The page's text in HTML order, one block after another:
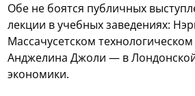
Обе не боятся публичных
лекции в учебных заведениях:
Массачусетском технологическом
Анджелина Джоли — в
экономики.